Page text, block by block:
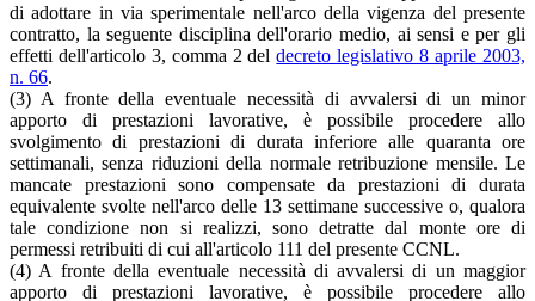
di adottare in via sperimentale nell'arco della vigenza del presente
contratto, la seguente disciplina dell'orario medio, ai sensi e per gli
effetti dell'articolo 3, comma 2 deldecreto legislativo 8 aprile 2003,
n. 66.
(3) A fronte della eventuale necessità di avvalersi di un minor
apporto di prestazioni lavorative, è possibile procedere allo
svolgimento di prestazioni di durata inferiore alle quaranta ore
settimanali, senza riduzioni della normale retribuzione mensile. Le
mancate prestazioni sono compensate da prestazioni di durata
equivalente svolte nell'arco delle 13 settimane successive o, qualora
tale condizione non si realizzi, sono detratte dal monte ore di
permessi retribuiti di cui all'articolo 111 del presente CCNL.
(4) A fronte della eventuale necessità di avvalersi di un maggior
apporto di prestazioni lavorative, è possibile procedere allo